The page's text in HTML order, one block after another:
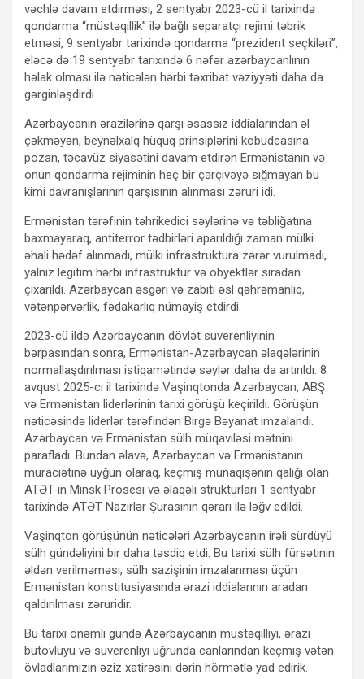
vəchlə davam etdirməsi, 2 sentyabr 2023-cü il tarixində
qondarma “müstəqillik” ilə bağlı separatçı rejimi təbrik
etməsi, 9 sentyabr tarixində qondarma “prezident seçkiləri”,
eləcə də 19 sentyabr tarixində 6 nəfər azərbaycanlının
həlak olması ilə nəticələn hərbi təxribat vəziyyəti daha da
gərginləşdirdi.
Azərbaycanın ərazilərinə qarşı əsassız iddialarından əl
çəkməyən, beynəlxalq hüquq prinsiplərini kobudcasına
pozan, təcavüz siyasətini davam etdirən Ermənistanın və
onun qondarma rejiminin heç bir çərçivəyə sığmayan bu
kimi davranışlarının qarşısının alınması zəruri idi.
Ermənistan tərəfinin təhrikedici səylərinə və təbliğatına
baxmayaraq, antiterror tədbirləri aparıldığı zaman mülki
əhali hədəf alınmadı, mülki infrastruktura zərər vurulmadı,
yalnız legitim hərbi infrastruktur və obyektlər sıradan
çıxarıldı. Azərbaycan əsgəri və zabiti əsl qəhrəmanlıq,
vətənpərvərlik, fədakarlıq nümayiş etdirdi.
2023-cü ildə Azərbaycanın dövlət suverenliyinin
bərpasından sonra, Ermənistan-Azərbaycan əlaqələrinin
normallaşdırılması istiqamətində səylər daha da artırıldı. 8
avqust 2025-ci il tarixində Vaşinqtonda Azərbaycan, ABŞ
və Ermənistan liderlərinin tarixi görüşü keçirildi. Görüşün
nəticəsində liderlər tərəfindən Birgə Bəyanat imzalandı.
Azərbaycan və Ermənistan sülh müqaviləsi mətnini
parafladı. Bundan əlavə, Azərbaycan və Ermənistanın
müraciətinə uyğun olaraq, keçmiş münaqişənin qalığı olan
ATƏT-in Minsk Prosesi və əlaqəli strukturları 1 sentyabr
tarixində ATƏT Nazirlər Şurasının qərarı ilə ləğv edildi.
Vaşinqton görüşünün nəticələri Azərbaycanın irəli sürdüyü
sülh gündəliyini bir daha təsdiq etdi. Bu tarixi sülh fürsətinin
əldən verilməməsi, sülh sazişinin imzalanması üçün
Ermənistan konstitusiyasında ərazi iddialarının aradan
qaldırılması zəruridir.
Bu tarixi önəmli gündə Azərbaycanın müstəqilliyi, ərazi
bütövlüyü və suverenliyi uğrunda canlarından keçmiş vətən
övladlarımızın əziz xatirəsini dərin hörmətlə yad edirik.